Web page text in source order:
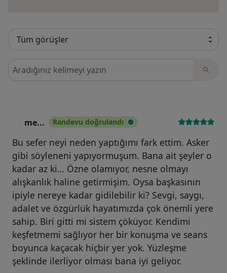
Görüşler içerisinde ara
me... Randevu doğrulandı
Bu sefer neyi neden yaptığımı fark ettim. Asker
gibi söyleneni yapıyormuşum. Bana ait şeyler o
kadar az ki… Özne olamıyor, nesne olmayı
alışkanlık haline getirmişim. Oysa başkasının
ipiyle nereye kadar gidilebilir ki? Sevgi, saygı,
adalet ve özgürlük hayatımızda çok önemli yere
sahip. Biri gitti mi sistem çöküyor. Kendimi
keşfetmemi sağlıyor her bir konuşma ve seans
boyunca kaçacak hiçbir yer yok. Yüzleşme
şeklinde ilerliyor olması bana iyi geliyor.